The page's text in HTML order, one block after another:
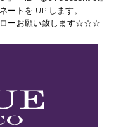
ートを UP します。
ローお願い致します☆☆☆